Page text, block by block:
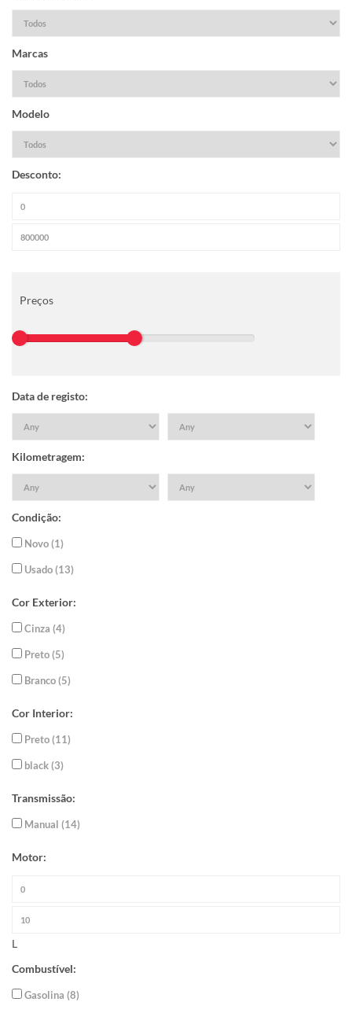
Marcas
Modelo
Desconto:
Preços
Data de registo:
Kilometragem:
Condição:
Novo (1)
Usado (13)
Cor Exterior:
Cinza (4)
Preto (5)
Branco (5)
Cor Interior:
Preto (11)
black (3)
Transmissão:
Manual (14)
Motor:
L
Combustível:
Gasolina (8)